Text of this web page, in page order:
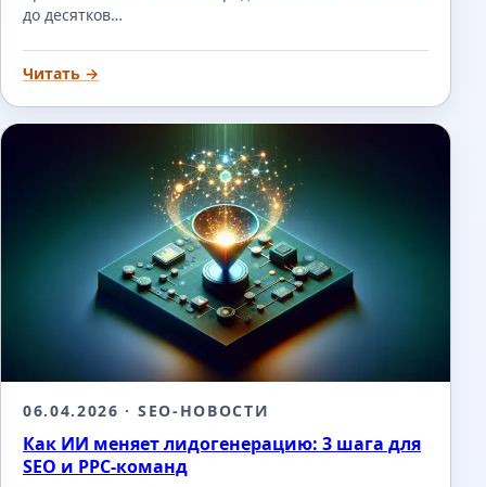
до десятков…
Читать →
06.04.2026 · SEO-НОВОСТИ
Как ИИ меняет лидогенерацию: 3 шага для
SEO и PPC-команд